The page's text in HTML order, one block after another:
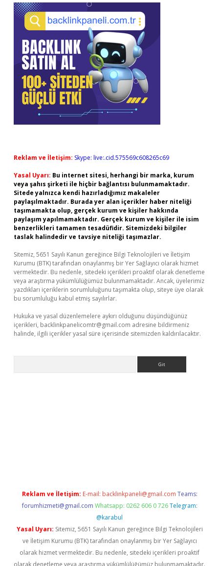
Reklam ve İletişim: Skype: live:.cid.575569c608265c69
Yasal Uyarı: Bu internet sitesi, herhangi bir marka, kurum
veya şahıs şirketi ile hiçbir bağlantısı bulunmamaktadır.
Sitede yalnızca kendi hazırladığımız makaleler
paylaşılmaktadır. Burada yer alan içerikler haber niteliği
taşımamakta olup, gerçek kurum ve kişiler hakkında
paylaşım yapılmamaktadır. Gerçek kurum ve kişiler ile isim
benzerlikleri tamamen tesadüfidir. Sitemizdeki bilgiler
taslak halindedir ve tavsiye niteliği taşımazlar.
Sitemiz, 5651 Sayılı Kanun gereğince Bilgi Teknolojileri ve İletişim
Kurumu (BTK) tarafından onaylanmış bir Yer Sağlayıcı olarak hizmet
vermektedir. Bu nedenle, sitedeki içerikleri proaktif olarak denetleme
veya araştırma yükümlülüğümüz bulunmamaktadır. Ancak, üyelerimiz
yazdıkları içeriklerin sorumluluğunu taşımakta olup, siteye üye olarak
bu sorumluluğu kabul etmiş sayılırlar.
Hukuka ve yasal düzenlemelere aykırı olduğunu düşündüğünüz
içerikleri, backlinkpanelicomtr@gmail.com adresine bildirmeniz
halinde, ilgili içerikler yasal süre içerisinde sitemizden kaldırılacaktır.
Reklam ve İletişim: E-mail: backlinkpaneli@gmail.com Teams:
forumhizmeti@gmail.com Whatsapp: 0262 606 0 726 Telegram:
@karabul
Yasal Uyarı: Sitemiz, 5651 Sayılı Kanun gereğince Bilgi Teknolojileri
ve İletişim Kurumu (BTK) tarafından onaylanmış bir Yer Sağlayıcı
olarak hizmet vermektedir. Bu nedenle, sitedeki içerikleri proaktif
olarak denetleme veya araştırma yükümlülüğümüz bulunmamaktadır.